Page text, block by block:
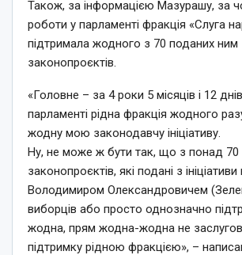
Також, за інформацією Мазурашу, за
роботи у парламенті фракція «Слуга
підтримала жодного з 70 поданих ним
законопроєктів.
«Головне – за 4 роки 5 місяців і 12
парламенті рідна фракція жодного
жодну мою законодавчу ініціативу.
Ну, не може ж бути так, що з понад 70
законопроєктів, які подані з
Володимиром Олександровичем
виборців або просто однозначно
жодна, прям жодна-жодна не
підтримку рідною фракцією», –